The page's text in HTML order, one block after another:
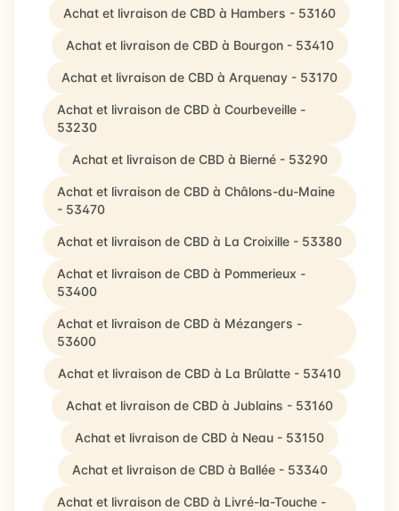
Achat et livraison de CBD à Hambers - 53160
Achat et livraison de CBD à Bourgon - 53410
Achat et livraison de CBD à Arquenay - 53170
Achat et livraison de CBD à Courbeveille -
53230
Achat et livraison de CBD à Bierné - 53290
Achat et livraison de CBD à Châlons-du-Maine
- 53470
Achat et livraison de CBD à La Croixille - 53380
Achat et livraison de CBD à Pommerieux -
53400
Achat et livraison de CBD à Mézangers -
53600
Achat et livraison de CBD à La Brûlatte - 53410
Achat et livraison de CBD à Jublains - 53160
Achat et livraison de CBD à Neau - 53150
Achat et livraison de CBD à Ballée - 53340
Achat et livraison de CBD à Livré-la-Touche -